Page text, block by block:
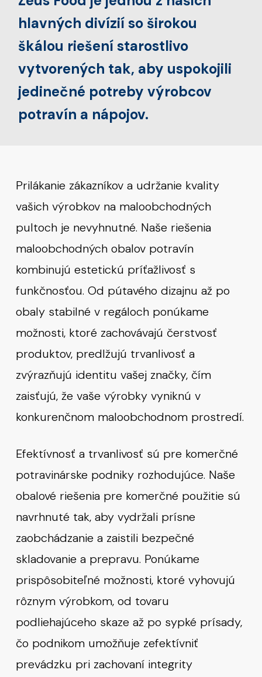
hlavných divízií so širokou
škálou riešení starostlivo
vytvorených tak, aby uspokojili
jedinečné potreby výrobcov
potravín a nápojov.
Prilákanie zákazníkov a udržanie kvality
vašich výrobkov na maloobchodných
pultoch je nevyhnutné. Naše riešenia
maloobchodných obalov potravín
kombinujú estetickú príťažlivosť s
funkčnosťou. Od pútavého dizajnu až po
obaly stabilné v regáloch ponúkame
možnosti, ktoré zachovávajú čerstvosť
produktov, predlžujú trvanlivosť a
zvýrazňujú identitu vašej značky, čím
zaisťujú, že vaše výrobky vyniknú v
konkurenčnom maloobchodnom prostredí.
Efektívnosť a trvanlivosť sú pre komerčné
potravinárske podniky rozhodujúce. Naše
obalové riešenia pre komerčné použitie sú
navrhnuté tak, aby vydržali prísne
zaobchádzanie a zaistili bezpečné
skladovanie a prepravu. Ponúkame
prispôsobiteľné možnosti, ktoré vyhovujú
rôznym výrobkom, od tovaru
podliehajúceho skaze až po sypké prísady,
čo podnikom umožňuje zefektívniť
prevádzku pri zachovaní integrity